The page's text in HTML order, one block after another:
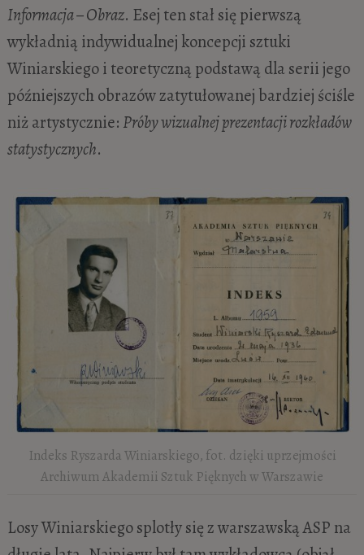
Informacja – Obraz. Esej ten stał się pierwszą
wykładnią indywidualnej koncepcji sztuki
Winiarskiego i teoretyczną podstawą dla serii jego
późniejszych obrazów zatytułowanej bardziej ściśle
niż artystycznie: Próby wizualnej prezentacji rozkładów
statystycznych.
Indeks Ryszarda Winiarskiego, fot. dzięki uprzejmości
Archiwum Akademii Sztuk Pięknych w Warszawie
Losy Winiarskiego splotły się z warszawską ASP na